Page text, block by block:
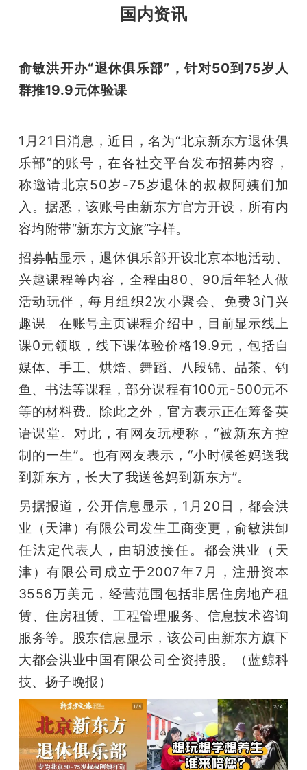
国内资讯
俞敏洪开办“退休俱乐部”，针对50到75岁人
群推19.9元体验课
1月21日消息，近日，名为“北京新东方退休俱
乐部”的账号，在各社交平台发布招募内容，
称邀请北京50岁-75岁退休的叔叔阿姨们加
入。据悉，该账号由新东方官方开设，所有内
容均附带“新东方文旅”字样。
招募帖显示，退休俱乐部开设北京本地活动、
兴趣课程等内容，全程由80、90后年轻人做
活动玩伴，每月组织2次小聚会、免费3门兴
趣课。在账号主页课程介绍中，目前显示线上
课0元领取，线下课体验价格19.9元，包括自
媒体、手工、烘焙、舞蹈、八段锦、品茶、钓
鱼、书法等课程，部分课程有100元-500元不
等的材料费。除此之外，官方表示正在筹备英
语课堂。对此，有网友玩梗称，“被新东方控
制的一生”。也有网友表示，“小时候爸妈送我
到新东方，长大了我送爸妈到新东方”。
另据报道，公开信息显示，1月20日，都会洪
业（天津）有限公司发生工商变更，俞敏洪卸
任法定代表人，由胡波接任。都会洪业（天
津）有限公司成立于2007年7月，注册资本
3556万美元，经营范围包括非居住房地产租
赁、住房租赁、工程管理服务、信息技术咨询
服务等。股东信息显示，该公司由新东方旗下
大都会洪业中国有限公司全资持股。（蓝鲸科
技、扬子晚报）